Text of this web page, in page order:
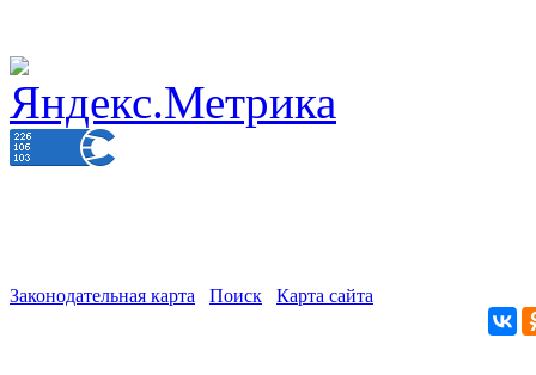
Законодательная карта Поиск Карта сайта